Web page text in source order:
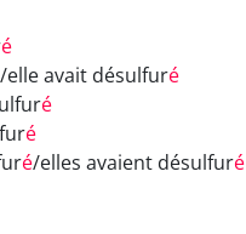
é
/elle avait désulfuré
é
é
é/elles avaient désulfuré